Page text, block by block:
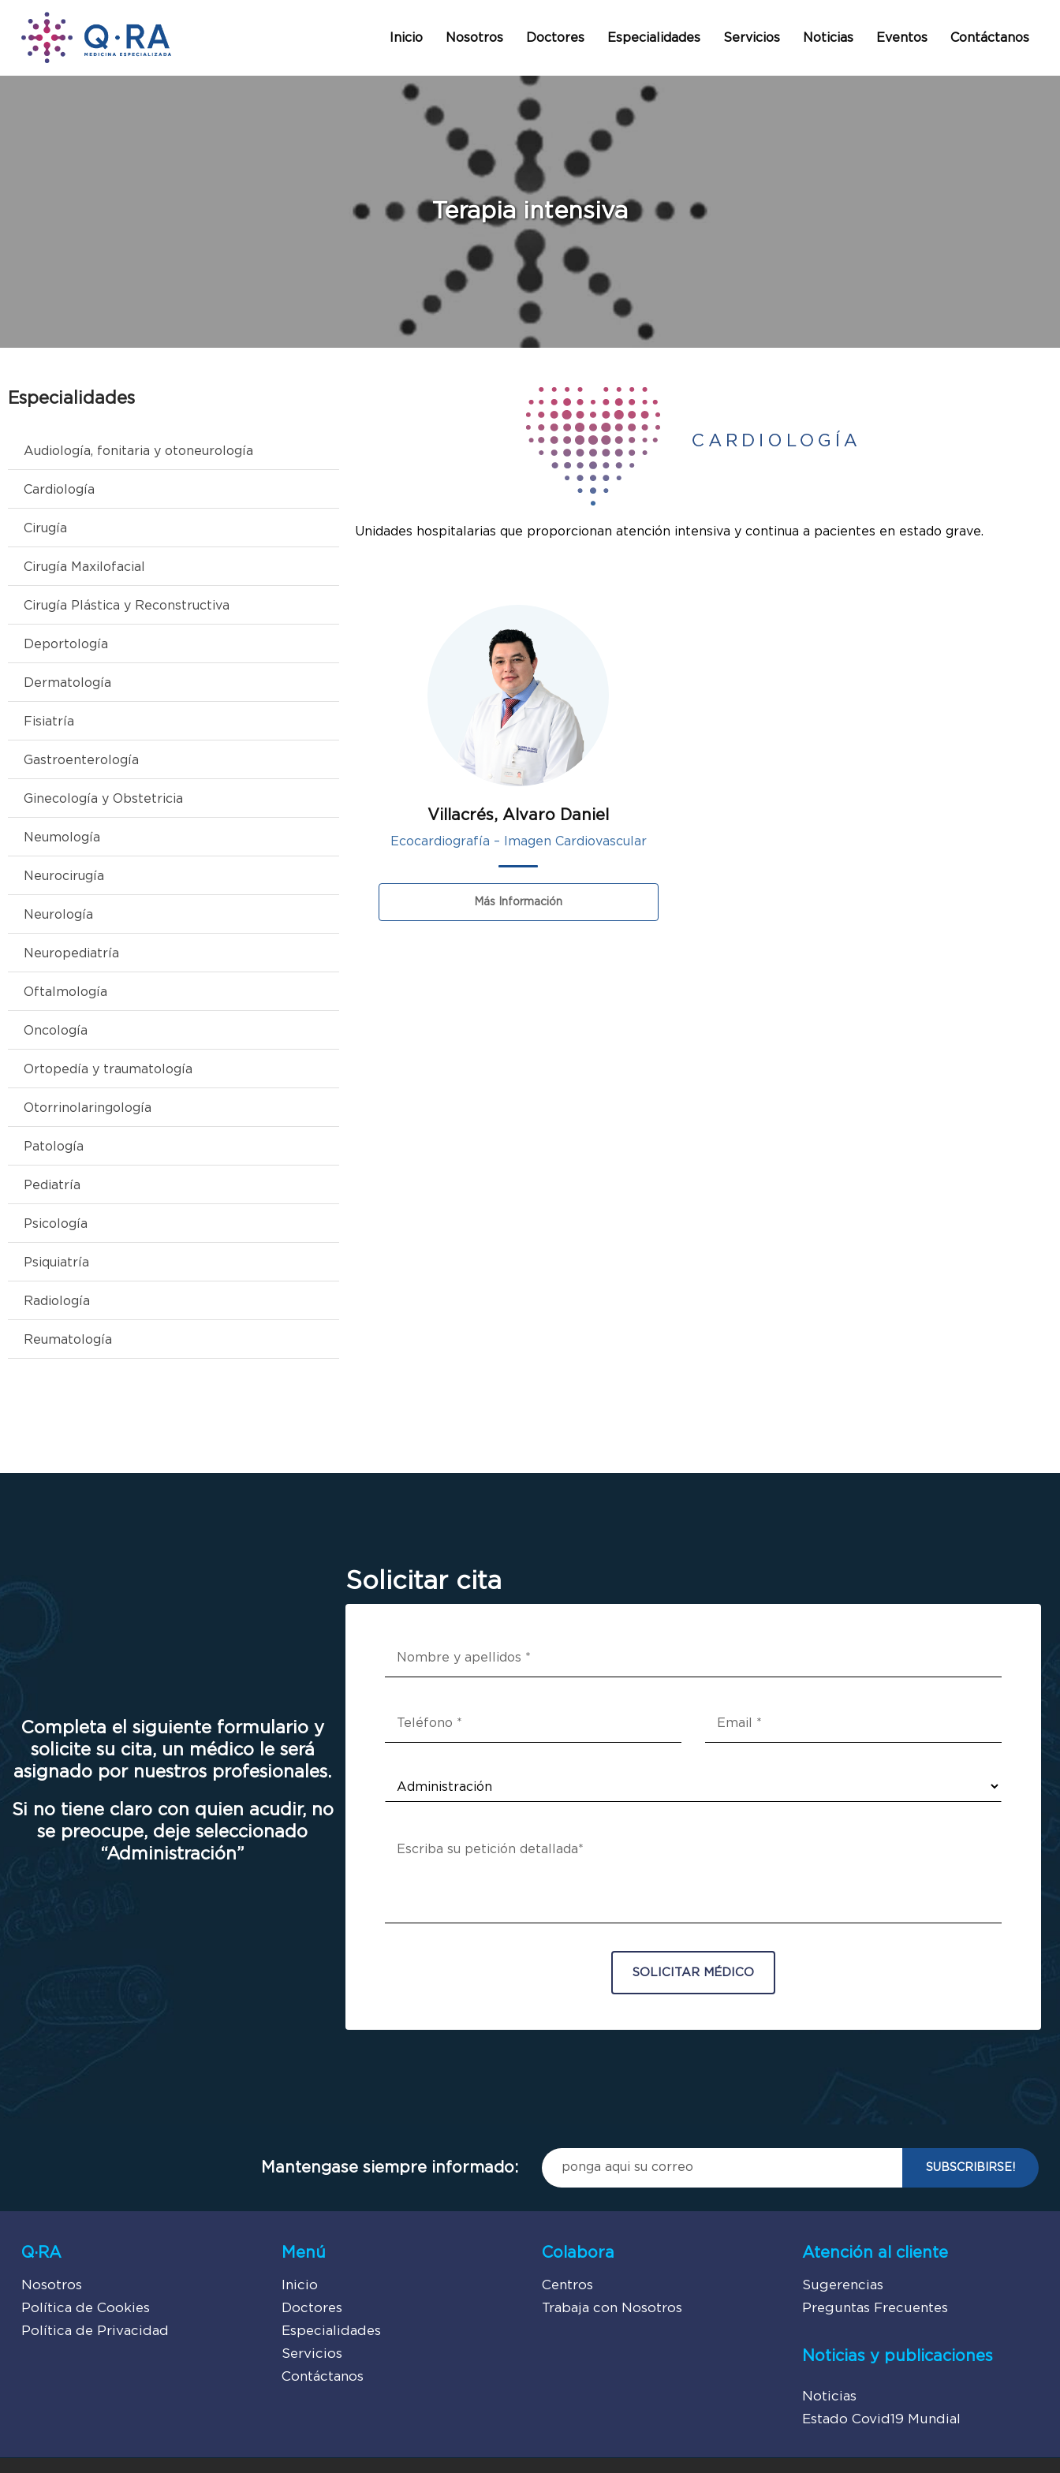
Inicio Nosotros Doctores Especialidades Servicios Noticias Eventos Contáctanos
Terapia intensiva
Especialidades
Audiología, fonitaria y otoneurología
Cardiología
Cirugía
Cirugía Maxilofacial
Cirugía Plástica y Reconstructiva
Deportología
Dermatología
Fisiatría
Gastroenterología
Ginecología y Obstetricia
Neumología
Neurocirugía
Neurología
Neuropediatría
Oftalmología
Oncología
Ortopedía y traumatología
Otorrinolaringología
Patología
Pediatría
Psicología
Psiquiatría
Radiología
Reumatología
Unidades hospitalarias que proporcionan atención intensiva y continua a pacientes en estado grave.
Villacrés, Alvaro Daniel
Ecocardiografía – Imagen Cardiovascular
Más Información
Completa el siguiente formulario y
solicite su cita, un médico le será
asignado por nuestros profesionales.
Si no tiene claro con quien acudir, no
se preocupe, deje seleccionado
“Administración”
Solicitar cita
Mantengase siempre informado:
Q·RA
Nosotros
Política de Cookies
Política de Privacidad
Menú
Inicio
Doctores
Especialidades
Servicios
Contáctanos
Colabora
Centros
Trabaja con Nosotros
Atención al cliente
Sugerencias
Preguntas Frecuentes
Noticias y publicaciones
Noticias
Estado Covid19 Mundial